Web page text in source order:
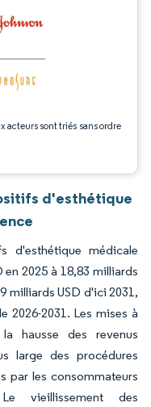
acteurs sont triés sans ordre
d'esthétique
d'esthétique médicale
2025 à 18,83 milliards
milliards USD d'ici 2031,
2026-2031. Les mises à
hausse des revenus
large des procédures
par les consommateurs
vieillissement des